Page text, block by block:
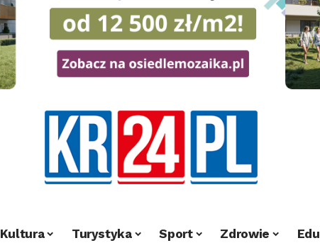
Kultura Turystyka Sport Zdrowie